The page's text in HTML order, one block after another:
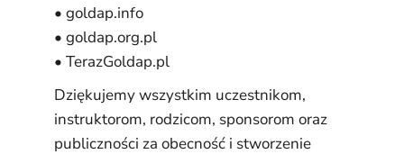
• goldap.info
• goldap.org.pl
• TerazGoldap.pl
Dziękujemy wszystkim uczestnikom,
instruktorom, rodzicom, sponsorom oraz
publiczności za obecność i stworzenie